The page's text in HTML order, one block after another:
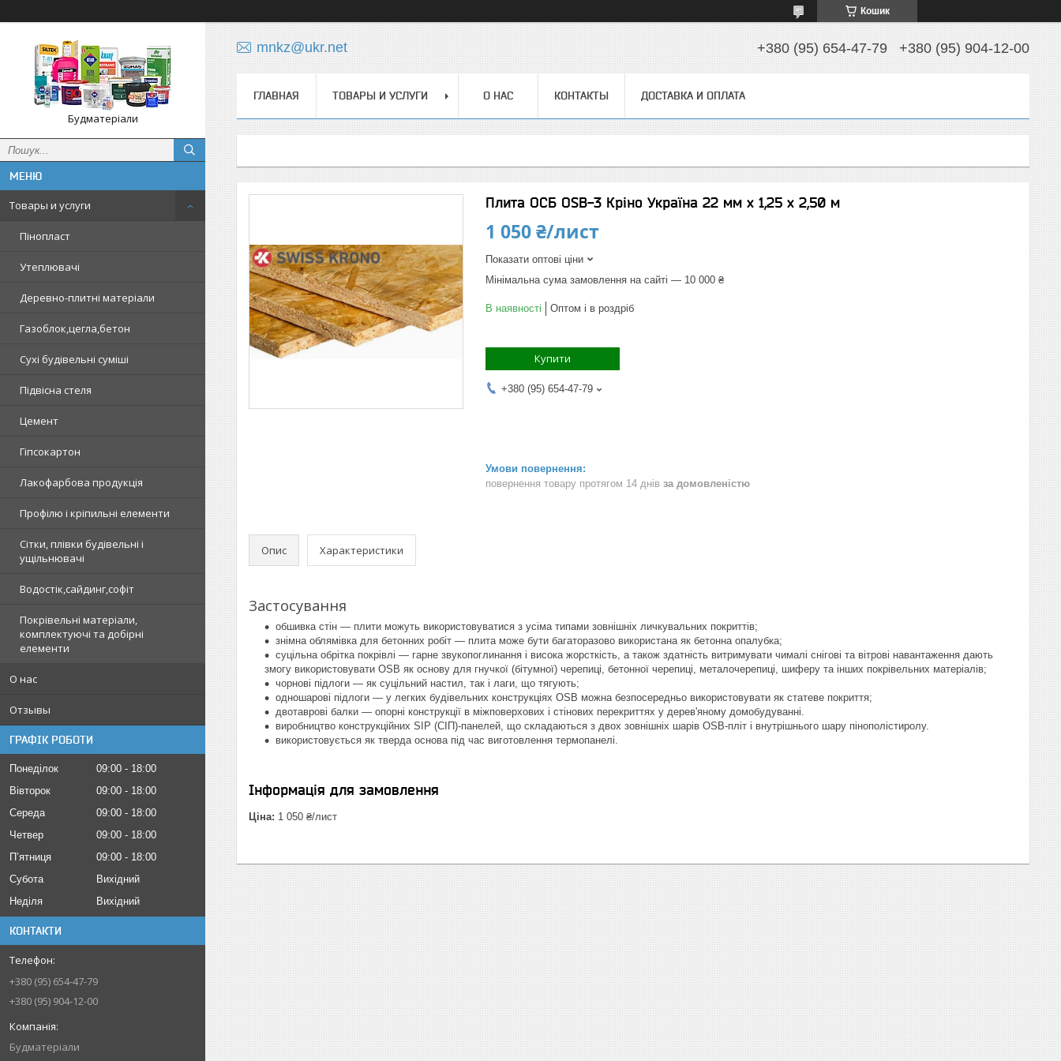
Кошик
Будматеріали
Товары и услуги
Пінопласт
Утеплювачі
Деревно-плитні матеріали
Газоблок,цегла,бетон
Сухі будівельні суміші
Підвісна стеля
Цемент
Гіпсокартон
Лакофарбова продукція
Профілю і кріпильні елементи
Сітки, плівки будівельні і
ущільнювачі
Водостік,сайдинг,софіт
Покрівельні матеріали,
комплектуючі та добірні
елементи
О нас
Отзывы
ГРАФІК РОБОТИ
Понеділок 09:00
18:00
Вівторок
09:00
18:00
Середа
09:00
18:00
Четвер
09:00
18:00
Пʼятниця
09:00
18:00
Субота
Вихідний
Неділя
Вихідний
КОНТАКТИ
+380 (95) 654-47-79
+380 (95) 904-12-00
Будматеріали
mnkz@ukr.net +380 (95) 654-47-79 +380 (95) 904-12-00
ГЛАВНАЯ ТОВАРЫ И УСЛУГИ О НАС КОНТАКТЫ ДОСТАВКА И ОПЛАТА
Плита ОСБ OSB-3 Кріно Україна 22 мм х 1,25 х 2,50 м
1 050 ₴/лист
Показати оптові ціни
Мінімальна сума замовлення на сайті — 10 000 ₴
В наявності Оптом і в роздріб
Купити
+380 (95) 654-47-79
повернення товару протягом 14 днів за домовленістю
Опис Характеристики
Застосування
обшивка стін — плити можуть використовуватися з усіма типами зовнішніх личкувальних покриттів;
знімна облямівка для бетонних робіт — плита може бути багаторазово використана як бетонна опалубка;
суцільна обрітка покрівлі — гарне звукопоглинання і висока жорсткість, а також здатність витримувати чималі снігові та вітрові навантаження дають
змогу використовувати OSB як основу для гнучкої (бітумної) черепиці, бетонної черепиці, металочерепиці, шиферу та інших покрівельних матеріалів;
чорнові підлоги — як суцільний настил, так і лаги, що тягують;
одношарові підлоги — у легких будівельних конструкціях OSB можна безпосередньо використовувати як статеве покриття;
двотаврові балки — опорні конструкції в міжповерхових і стінових перекриттях у дерев'яному домобудуванні.
виробництво конструкційних SIP (СІП)-панелей, що складаються з двох зовнішніх шарів OSB-пліт і внутрішнього шару пінополістиролу.
використовується як тверда основа під час виготовлення термопанелі.
Інформація для замовлення
Ціна: 1 050 ₴/лист